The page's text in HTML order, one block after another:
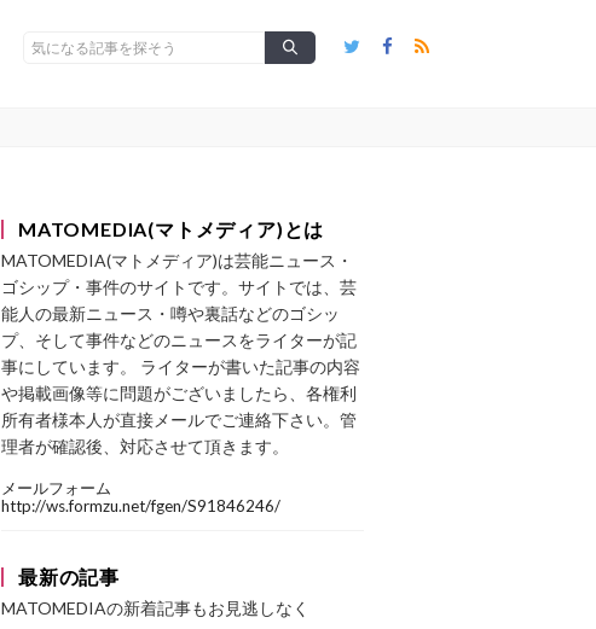
MATOMEDIA(マトメディア)とは
MATOMEDIA(マトメディア)は芸能ニュース・
ゴシップ・事件のサイトです。サイトでは、芸
能人の最新ニュース・噂や裏話などのゴシッ
プ、そして事件などのニュースをライターが記
事にしています。 ライターが書いた記事の内容
や掲載画像等に問題がございましたら、各権利
所有者様本人が直接メールでご連絡下さい。管
理者が確認後、対応させて頂きます。
メールフォーム
http://ws.formzu.net/fgen/S91846246/
最新の記事
MATOMEDIAの新着記事もお見逃しなく